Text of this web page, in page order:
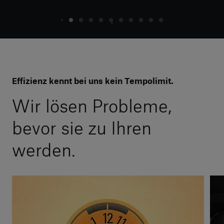
Effizienz kennt bei uns kein Tempolimit.
Wir lösen Probleme,
bevor sie zu Ihren
werden.